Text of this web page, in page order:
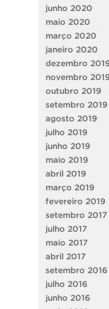
junho 2020
maio 2020
março 2020
janeiro 2020
dezembro 2019
novembro 2019
outubro 2019
setembro 2019
agosto 2019
julho 2019
junho 2019
maio 2019
abril 2019
março 2019
fevereiro 2019
setembro 2017
julho 2017
maio 2017
abril 2017
setembro 2016
julho 2016
junho 2016